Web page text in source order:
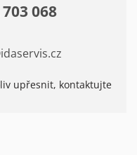
idaservis.cz
068
upřesnit, kontaktujte